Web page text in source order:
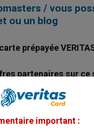
/ vous
ou un blog
prépayée
partenaires sur ce
le trafic de votre site,
blog.important :